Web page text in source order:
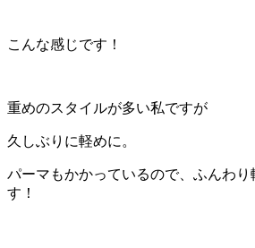
こんな感じです！
重めのスタイルが多い私ですが
久しぶりに軽めに。
パーマもかかっているので、ふんわり
す！